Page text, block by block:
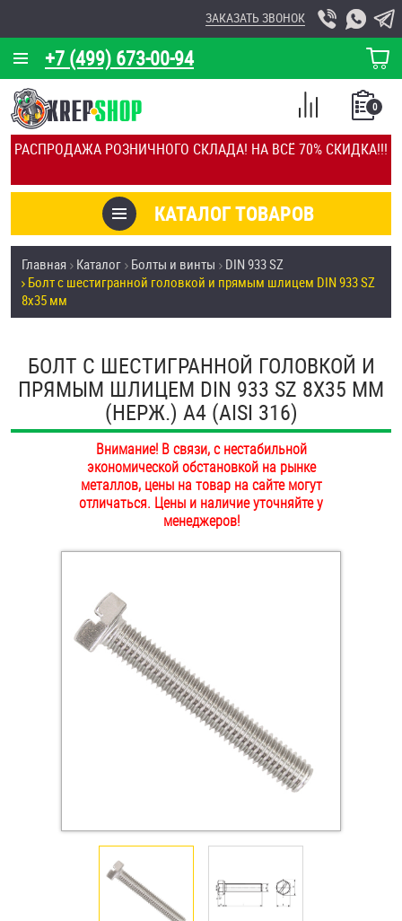
РАСПРОДАЖА РОЗНИЧНОГО СКЛАДА! НА ВСЁ 70% СКИДКА!!!
+7 (499) 673-00-94
ЗАКАЗАТЬ ЗВОНОК
КОРЗИНА
О КОМПАНИИ
КАЛЬКУЛЯТОР
ОТЗЫВЫ
УСЛУГИ
СКИДКИ
ПОКУПАТЕЛЯМ
ОПЛАТА И ДОСТАВКА
НАШИ МАГАЗИНЫ
КАТАЛОГ ТОВАРОВ
0
СПИСОК
СРАВНЕНИЕ
Товары со скидкой
Анкеры
Болты и винты
Втулки
Заклепки (Гайки-Заклепки)
Крюки, кольца с метрической резьбой
Крюки, кольца с шурупной резьбой
Оснастка и аксессуары для яхт
Главная Каталог Болты и винты
DIN 933 SZ
Болт с шестигранной головкой и прямым шлицем DIN 933 SZ
8х35 мм
БОЛТ С ШЕСТИГРАННОЙ ГОЛОВКОЙ И
ПРЯМЫМ ШЛИЦЕМ DIN 933 SZ 8Х35 ММ
(НЕРЖ.) A4 (AISI 316)
Внимание! В связи, с нестабильной
экономической обстановкой на рынке
металлов, цены на товар на сайте могут
отличаться. Цены и наличие уточняйте у
менеджеров!